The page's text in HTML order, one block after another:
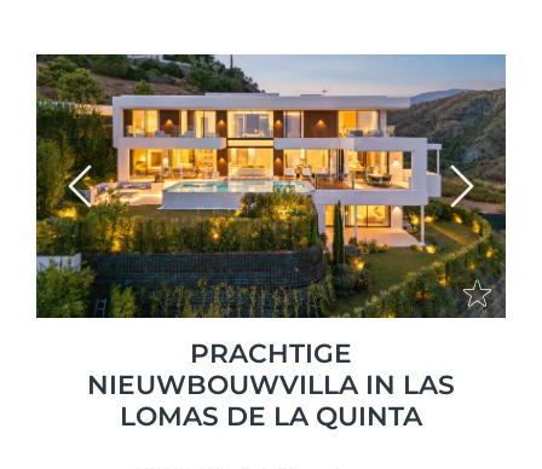
Previous Next
PRACHTIGE
NIEUWBOUWVILLA IN LAS
LOMAS DE LA QUINTA